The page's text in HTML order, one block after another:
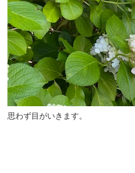
思わず目がいきます。